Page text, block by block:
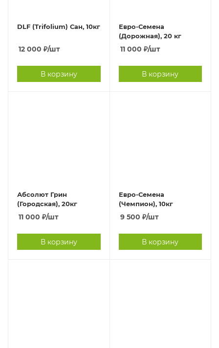
DLF (Trifolium) Сан, 10кг
12 000 ₽/шт
В корзину
Евро-Семена
(Дорожная), 20 кг
11 000 ₽/шт
В корзину
Абсолют Грин
(Городская), 20кг
11 000 ₽/шт
В корзину
Евро-Семена
(Чемпион), 10кг
9 500 ₽/шт
В корзину